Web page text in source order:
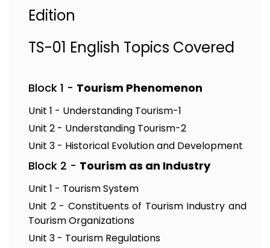
Edition
TS-01 English Topics Covered
Block 1 - Tourism Phenomenon
Unit 1 - Understanding Tourism-1
Unit 2 - Understanding Tourism-2
Unit 3 - Historical Evolution and Development
Block 2 - Tourism as an Industry
Unit 1 - Tourism System
Unit 2 - Constituents of Tourism Industry and
Tourism Organizations
Unit 3 - Tourism Regulations